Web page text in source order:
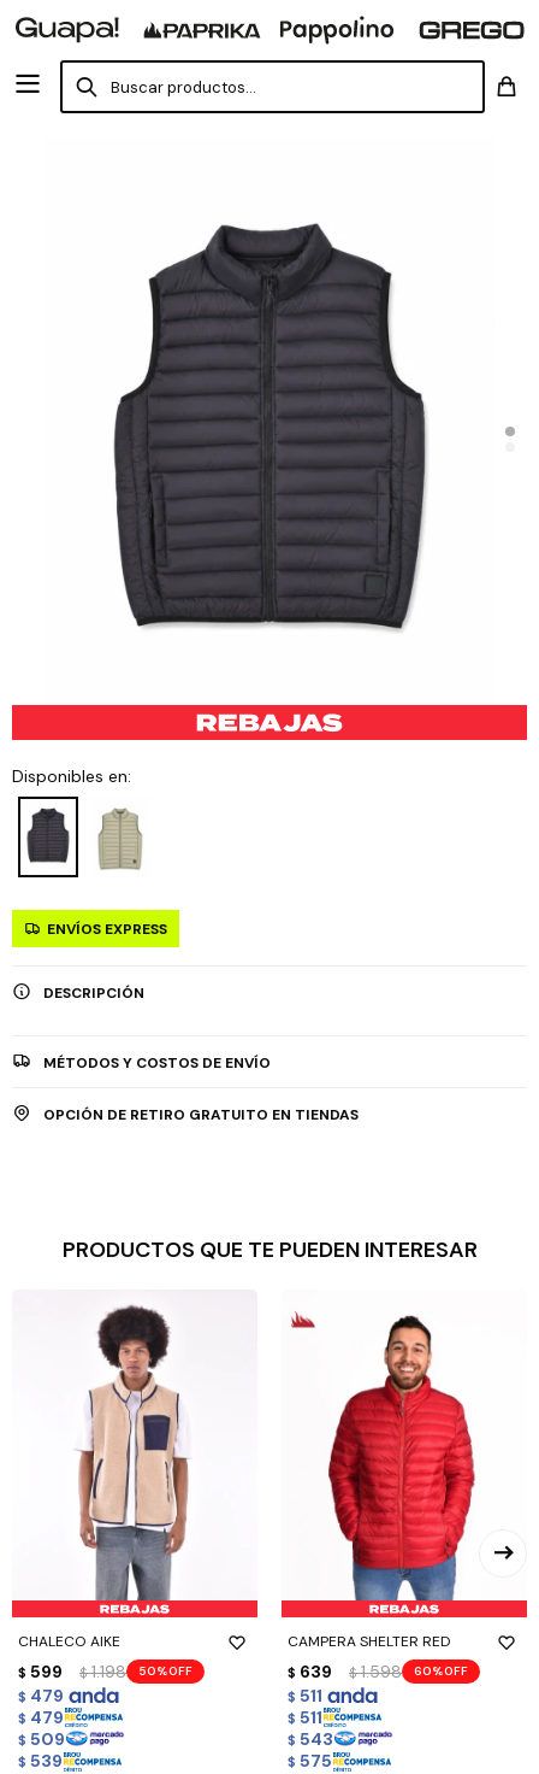
Disponibles en:
ENVÍOS EXPRESS
DESCRIPCIÓN
MÉTODOS Y COSTOS DE ENVÍO
OPCIÓN DE RETIRO GRATUITO EN TIENDAS
PRODUCTOS QUE TE PUEDEN INTERESAR
CHALECO AIKE
$ 599 $ 1.198 50
$ 479
$ 479
$ 509
$ 539
CAMPERA SHELTER RED
$ 639 $ 1.598 60
$ 511
$ 511
$ 543
$ 575